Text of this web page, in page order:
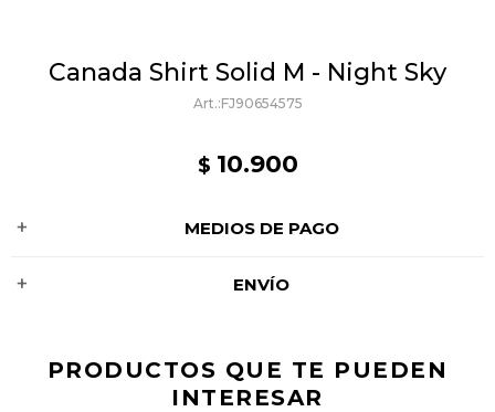
Canada Shirt Solid M - Night Sky
FJ90654575
$ 10.900
MEDIOS DE PAGO
ENVÍO
PRODUCTOS QUE TE PUEDEN
INTERESAR